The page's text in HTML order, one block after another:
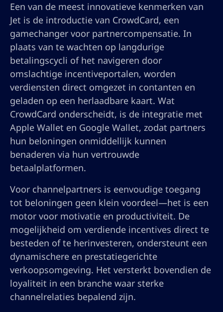
Een van de meest innovatieve kenmerken van
Jet is de introductie van CrowdCard, een
gamechanger voor partnercompensatie. In
plaats van te wachten op langdurige
betalingscycli of het navigeren door
omslachtige incentiveportalen, worden
verdiensten direct omgezet in contanten en
geladen op een herlaadbare kaart. Wat
CrowdCard onderscheidt, is de integratie met
Apple Wallet en Google Wallet, zodat partners
hun beloningen onmiddellijk kunnen
benaderen via hun vertrouwde
betaalplatformen.
Voor channelpartners is eenvoudige toegang
tot beloningen geen klein voordeel—het is een
motor voor motivatie en productiviteit. De
mogelijkheid om verdiende incentives direct te
besteden of te herinvesteren, ondersteunt een
dynamischere en prestatiegerichte
verkoopsomgeving. Het versterkt bovendien de
loyaliteit in een branche waar sterke
channelrelaties bepalend zijn.